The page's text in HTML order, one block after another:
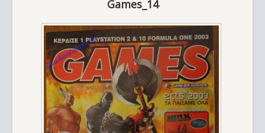
Games_14